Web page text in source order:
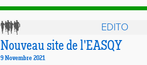
EDITO
Nouveau site de l'EASQY
9 Novembre 2021